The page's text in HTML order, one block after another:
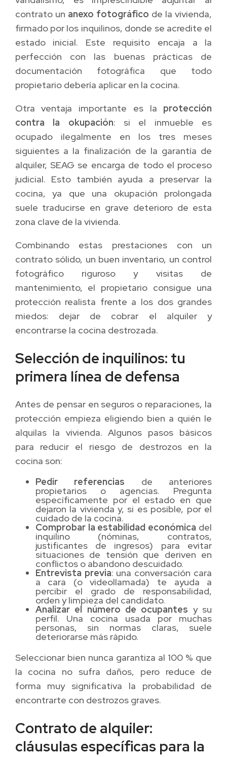
contrato un anexo fotográfico de la vivienda,
firmado por los inquilinos, donde se acredite el
estado inicial. Este requisito encaja a la
perfección con las buenas prácticas de
documentación fotográfica que todo
propietario debería aplicar en la cocina.
Otra ventaja importante es la protección
contra la okupación: si el inmueble es
ocupado ilegalmente en los tres meses
siguientes a la finalización de la garantía de
alquiler, SEAG se encarga de todo el proceso
judicial. Esto también ayuda a preservar la
cocina, ya que una okupación prolongada
suele traducirse en grave deterioro de esta
zona clave de la vivienda.
Combinando estas prestaciones con un
contrato sólido, un buen inventario, un control
fotográfico riguroso y visitas de
mantenimiento, el propietario consigue una
protección realista frente a los dos grandes
miedos: dejar de cobrar el alquiler y
encontrarse la cocina destrozada.
Selección de inquilinos: tu
primera línea de defensa
Antes de pensar en seguros o reparaciones, la
protección empieza eligiendo bien a quién le
alquilas la vivienda. Algunos pasos básicos
para reducir el riesgo de destrozos en la
cocina son:
Pedir referencias de anteriores
propietarios o agencias. Pregunta
específicamente por el estado en que
dejaron la vivienda y, si es posible, por el
cuidado de la cocina.
Comprobar la estabilidad económica del
inquilino (nóminas, contratos,
justificantes de ingresos) para evitar
situaciones de tensión que deriven en
conflictos o abandono descuidado.
Entrevista previa: una conversación cara
a cara (o videollamada) te ayuda a
percibir el grado de responsabilidad,
orden y limpieza del candidato.
Analizar el número de ocupantes y su
perfil. Una cocina usada por muchas
personas, sin normas claras, suele
deteriorarse más rápido.
Seleccionar bien nunca garantiza al 100 % que
la cocina no sufra daños, pero reduce de
forma muy significativa la probabilidad de
encontrarte con destrozos graves.
Contrato de alquiler:
cláusulas específicas para la